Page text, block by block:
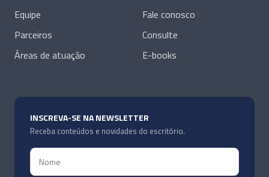
Equipe
Parceiros
Áreas de atuação
Fale conosco
Consulte
E-books
INSCREVA-SE NA NEWSLETTER
Receba conteúdos e novidades do escritório.